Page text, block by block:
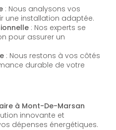
: Nous analysons vos
une installation adaptée.
: Nos experts se
pour assurer un
: Nous restons à vos côtés
durable de votre
à Mont-De-Marsan
innovante et
dépenses énergétiques.